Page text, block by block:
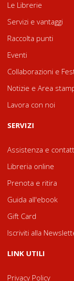
Le Librerie
Servizi e vantaggi
Raccolta punti
Eventi
Collaborazioni e
Notizie e Area
Lavora con noi
SERVIZI
Assistenza e
Libreria online
Prenota e ritira
Guida all'ebook
Gift Card
Iscriviti alla
LINK UTILI
Privacy Policy